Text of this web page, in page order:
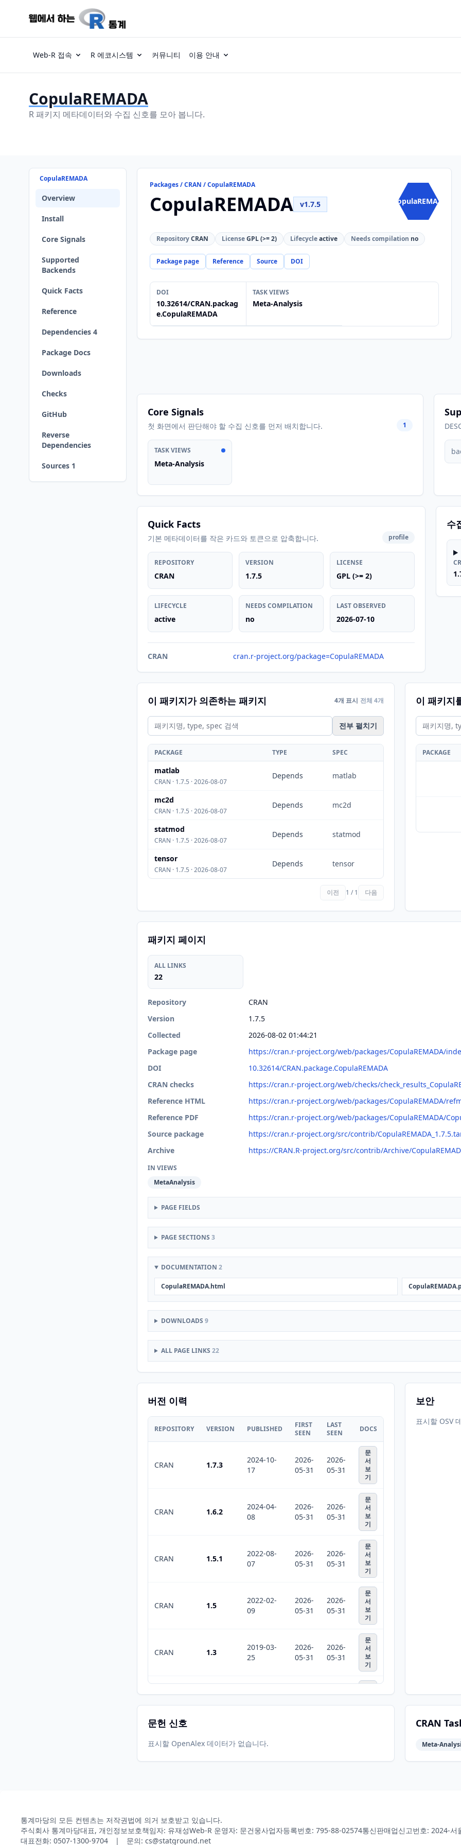
Web-R 접속 R 에코시스템 커뮤니티 이용 안내
CopulaREMADA
R 패키지 메타데이터와 수집 신호를 모아 봅니다.
CopulaREMADA
Overview
Install
Core Signals
Supported
Backends
Quick Facts
Reference
Dependencies 4
Package Docs
Downloads
Checks
GitHub
Reverse
Dependencies
Sources 1
Packages / CRAN / CopulaREMADA
CopulaREMADA v1.7.5 CopulaREMA...
RepositoryCRAN LicenseGPL (>= 2) Lifecycleactive Needs compilation no
Package page Reference Source DOI
DOI
10.32614/CRAN.packag
e.CopulaREMADA
TASK VIEWS
Meta-Analysis
Core Signals
첫 화면에서 판단해야 할 수집 신호를 먼저 배치합니다. 1
TASK VIEWS
Meta-Analysis
Quick Facts
기본 메타데이터를 작은 카드와 토큰으로 압축합니다. profile
REPOSITORY
CRAN
VERSION
1.7.5
LICENSE
GPL (>= 2)
LIFECYCLE
active
NEEDS COMPILATION
no
LAST OBSERVED
2026-07-10
CRAN cran.r-project.org/package=CopulaREMADA
수
이 패키지가 의존하는 패키지 4개 표시 전체 4개
전부 펼치기
PACKAGE TYPE SPEC
matlab
CRAN · 1.7.5 · 2026-08-07
Depends matlab
mc2d
CRAN · 1.7.5 · 2026-08-07
Depends mc2d
statmod
CRAN · 1.7.5 · 2026-08-07
Depends statmod
tensor
CRAN · 1.7.5 · 2026-08-07
Depends tensor
이전 1 / 1 다음
이 패키지
PACKAGE
패키지 페이지
ALL LINKS
22
Repository
CRAN
Version
1.7.5
Collected
2026-08-02 01:44:21
Package page
https://cran.r-project.org/web/packages/CopulaREMADA/
DOI
10.32614/CRAN.package.CopulaREMADA
CRAN checks
https://cran.r-project.org/web/checks/
Reference HTML
https://cran.r-project.org/web/packages/CopulaREMADA/
Reference PDF
https://cran.r-project.org/web/packages/CopulaREMADA/
Source package
https://cran.r-project.org/src/contrib/
Archive
https://CRAN.R-project.org/src/contrib/Archive/
IN VIEWS
MetaAnalysis
PAGE FIELDS
PAGE SECTIONS 3
DOCUMENTATION 2
CopulaREMADA.html
DOWNLOADS 9
ALL PAGE LINKS 22
버전 이력
REPOSITORY VERSION PUBLISHED
FIRST
SEEN
LAST
SEEN
DOCS
CRAN 1.7.3
2024-10-
17
2026-
05-31
2026-
05-31
문
서
보
기
CRAN 1.6.2
2024-04-
08
2026-
05-31
2026-
05-31
문
서
보
기
CRAN 1.5.1
2022-08-
07
2026-
05-31
2026-
05-31
문
서
보
기
CRAN 1.5
2022-02-
09
2026-
05-31
2026-
05-31
문
서
보
기
CRAN 1.3
2019-03-
25
2026-
05-31
2026-
05-31
문
서
보
기
2019-02-
08
2026-
05-31
2026-
05-31
문
서
CRAN 1.1
2018-06-
CRAN 0.9
2015-06-
2026-
2026-
문
서
보안
표시할 OSV
문헌 신호
표시할 OpenAlex 데이터가 없습니다.
CRAN
Meta-
통계마당의 모든 컨텐츠는 저작권법에 의거 보호받고 있습니다.
주식회사 통계마당대표, 개인정보보호책임자: 유재성Web-R 운영자: 문건웅사업자등록번호: 795-88-02574통신판매업신고번호: 2024-서
대표전화: 0507-1300-9704 | 문의: cs@statground.net